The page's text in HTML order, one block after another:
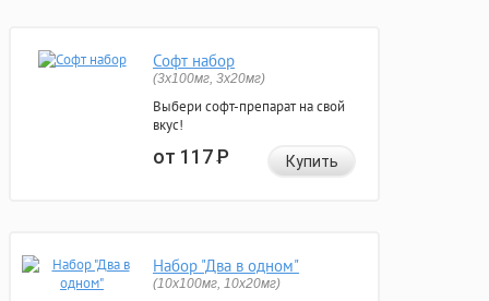
Софт набор
(3x100мг, 3x20мг)
Выбери софт-препарат на свой
вкус!
от 117Р Купить
Набор "Два в одном"
(10x100мг, 10x20мг)